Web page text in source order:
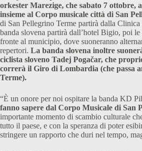
orkester Marezige, che sabato 7 ottobre,
insieme al Corpo musicale città di San
di San Pellegrino Terme partirà dalla
banda slovena partirà dall’hotel Bigio, poi
fronte al municipio, dove suoneranno
repertori. La banda slovena inoltre
ciclista sloveno Tadej Pogačar, che
correrà il Giro di Lombardia (che passa
Terme).
“È un onore per noi ospitare la banda KD
fanno sapere dal Corpo Musicale di San
importante momento di scambio culturale
tutto il paese, e con la speranza di poter
stringere un rapporto che duri nel tempo,